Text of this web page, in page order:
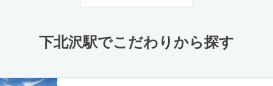
下北沢駅でこだわりから探す